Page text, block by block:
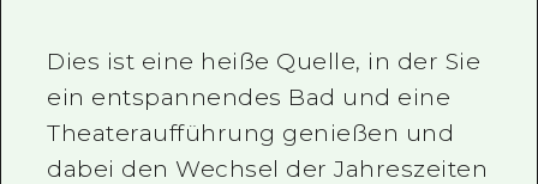
Dies ist eine heiße Quelle, in der Sie
ein entspannendes Bad und eine
Theateraufführung genießen und
dabei den Wechsel der Jahreszeiten